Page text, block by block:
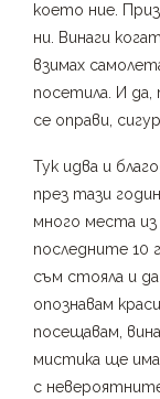
което ние.
ни. Винаги
взимах
посетила. И да,
се оправи,
Тук идва и
през тази
много места
последните 10
съм стояла и
опознавам
посещавам,
мистика ще
с